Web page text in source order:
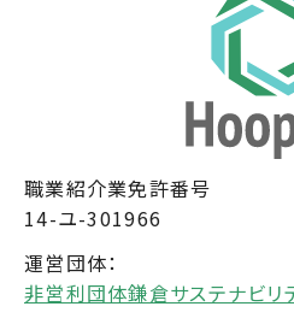
職業紹介業免許番号
14-ユ-301966
運営団体：
非営利団体鎌倉サステナビリ